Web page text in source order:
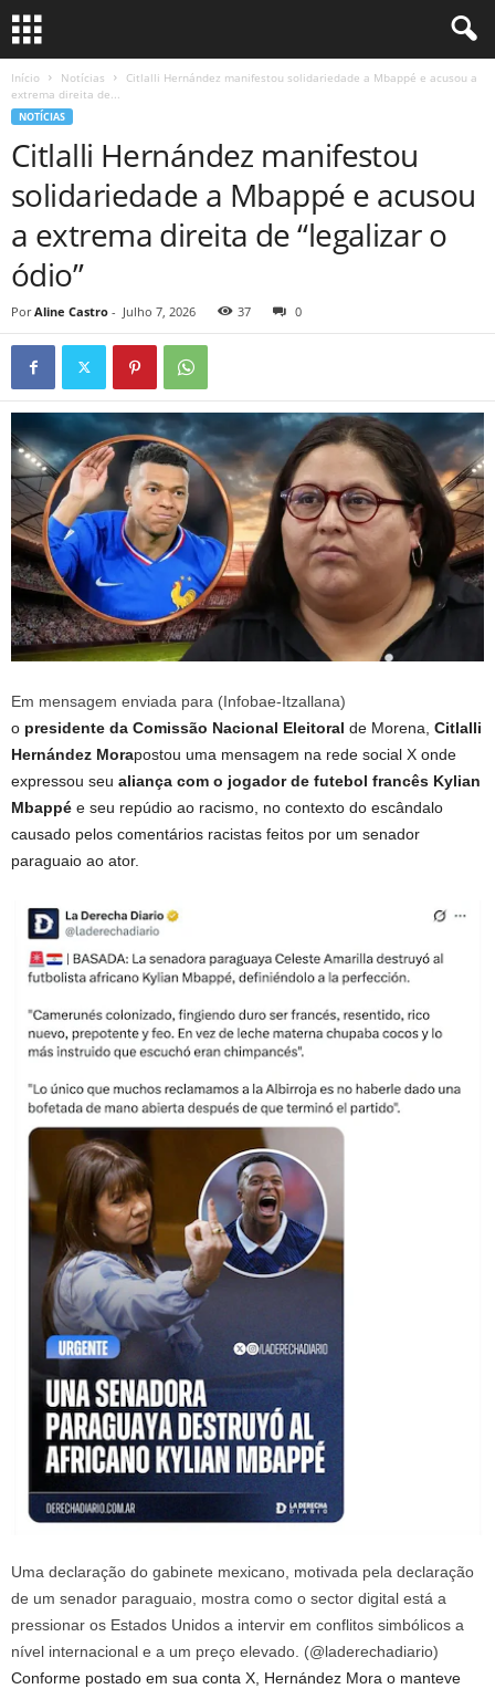
Início Notícias
Citlalli Hernández manifestou solidariedade a Mbappé e acusou a
extrema direita de...
NOTÍCIAS
Citlalli Hernández manifestou
solidariedade a Mbappé e acusou
a extrema direita de “legalizar o
ódio”
Por Aline Castro - Julho 7, 2026 37 0
Em mensagem enviada para (Infobae-Itzallana)
o presidente da Comissão Nacional Eleitoral de Morena, Citlalli
Hernández Morapostou uma mensagem na rede social X onde
expressou seu aliança com o jogador de futebol francês Kylian
Mbappé e seu repúdio ao racismo, no contexto do escândalo
causado pelos comentários racistas feitos por um senador
paraguaio ao ator.
Uma declaração do gabinete mexicano, motivada pela declaração
de um senador paraguaio, mostra como o sector digital está a
pressionar os Estados Unidos a intervir em conflitos simbólicos a
nível internacional e a um preço elevado. (@laderechadiario)
Conforme postado em sua conta X, Hernández Mora o manteve